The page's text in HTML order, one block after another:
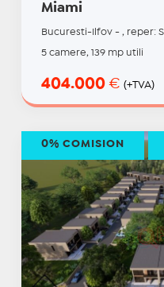
Miami
Bucuresti-Ilfov - , reper:
5 camere, 139 mp utili
404.000 € (+TVA)
0% COMISION